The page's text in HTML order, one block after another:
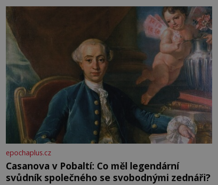
epochaplus.cz
Casanova v Pobaltí: Co měl legendární
svůdník společného se svobodnými zednáři?